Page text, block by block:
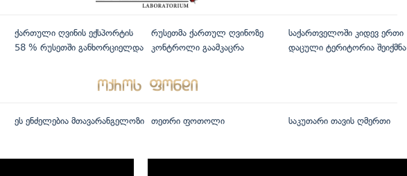
ქართული ღვინის ექსპორტის
58 % რუსეთში განხორციელდა
რუსეთმა ქართულ ღვინოზე
კონტროლი გაამკაცრა
საქართველოში კიდევ ერთი
დაცული ტერიტორია შეიქმნა
ეს ენძელებია მთავარანგელოზი თეთრი ფოთოლი საკუთარი თავის ღმერთი